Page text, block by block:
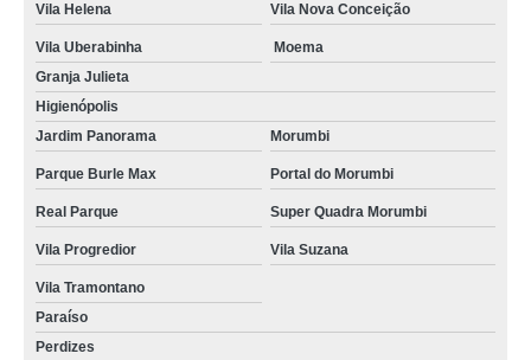
Vila Helena Vila Nova Conceição
Vila Uberabinha
Moema
Granja Julieta
Higienópolis
Jardim Panorama
Morumbi
Parque Burle Max Portal do Morumbi
Real Parque Super Quadra Morumbi
Vila Progredior Vila Suzana
Vila Tramontano
Paraíso
Perdizes